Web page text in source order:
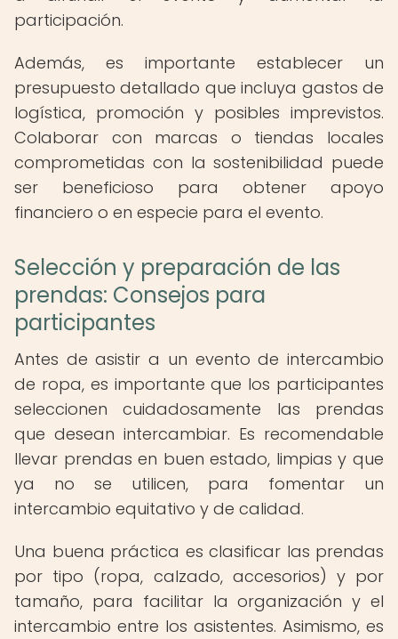
participación.
Además, es importante establecer un
presupuesto detallado que incluya gastos de
logística, promoción y posibles imprevistos.
Colaborar con marcas o tiendas locales
comprometidas con la sostenibilidad puede
ser beneficioso para obtener apoyo
financiero o en especie para el evento.
Selección y preparación de las
prendas: Consejos para
participantes
Antes de asistir a un evento de intercambio
de ropa, es importante que los participantes
seleccionen cuidadosamente las prendas
que desean intercambiar. Es recomendable
llevar prendas en buen estado, limpias y que
ya no se utilicen, para fomentar un
intercambio equitativo y de calidad.
Una buena práctica es clasificar las prendas
por tipo (ropa, calzado, accesorios) y por
tamaño, para facilitar la organización y el
intercambio entre los asistentes. Asimismo, es